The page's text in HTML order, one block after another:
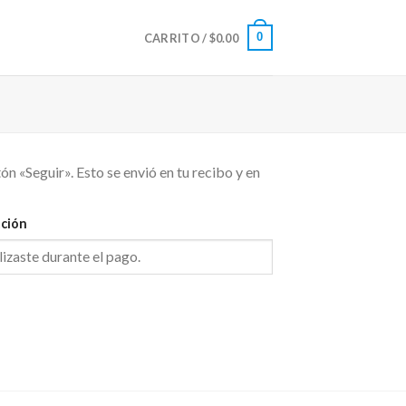
CARRITO /$0.00 0
«Seguir». Esto se envió en tu recibo y en